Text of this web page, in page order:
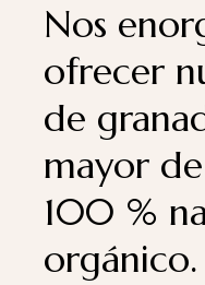
Nos
ofrecer
de
mayor
100 %
orgánico.